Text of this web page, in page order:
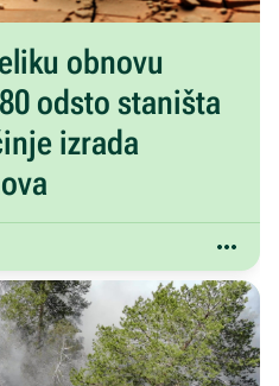
obnovu
odsto staništa
izrada